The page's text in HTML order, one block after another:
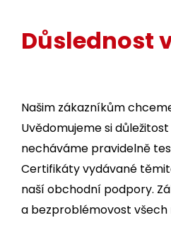
Důslednost
Našim zákazníkům
Uvědomujeme si
necháváme pravidelně
Certifikáty vydávané
naší obchodní podpory.
a bezproblémovost všech